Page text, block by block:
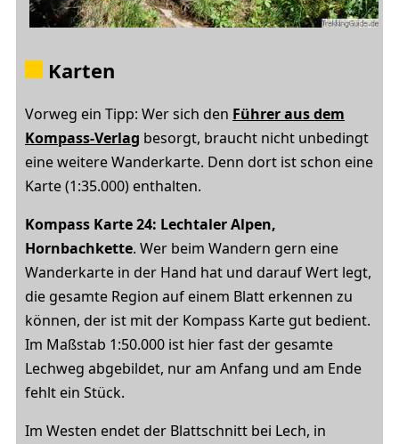
Karten
Vorweg ein Tipp: Wer sich den Führer aus dem
Kompass-Verlag besorgt, braucht nicht unbedingt
eine weitere Wanderkarte. Denn dort ist schon eine
Karte (1:35.000) enthalten.
Kompass Karte 24: Lechtaler Alpen,
Hornbachkette. Wer beim Wandern gern eine
Wanderkarte in der Hand hat und darauf Wert legt,
die gesamte Region auf einem Blatt erkennen zu
können, der ist mit der Kompass Karte gut bedient.
Im Maßstab 1:50.000 ist hier fast der gesamte
Lechweg abgebildet, nur am Anfang und am Ende
fehlt ein Stück.
Im Westen endet der Blattschnitt bei Lech, in